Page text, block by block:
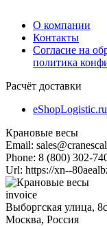
О компании
Контакты
Согласие на
политика
Расчёт доставки
eShopLogistic.ru
Крановые весы
Email:
Phone: 8 (800) 302-
Url: https://xn--
invoice
Выборгская улица,
Москва, Россия